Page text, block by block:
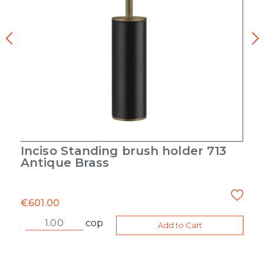
Inciso Standing brush holder 713
Antique Brass
€601.00
cop
Add to Cart